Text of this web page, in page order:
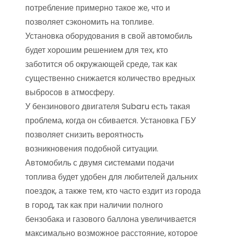
потребление примерно такое же, что и
позволяет сэкономить на топливе.
Установка оборудования в свой автомобиль
будет хорошим решением для тех, кто
заботится об окружающей среде, так как
существенно снижается количество вредных
выбросов в атмосферу.
У бензинового двигателя Subaru есть такая
проблема, когда он сбивается. Установка ГБУ
позволяет снизить вероятность
возникновения подобной ситуации.
Автомобиль с двумя системами подачи
топлива будет удобен для любителей дальних
поездок, а также тем, кто часто ездит из города
в город, так как при наличии полного
бензобака и газового баллона увеличивается
максимально возможное расстояние, которое